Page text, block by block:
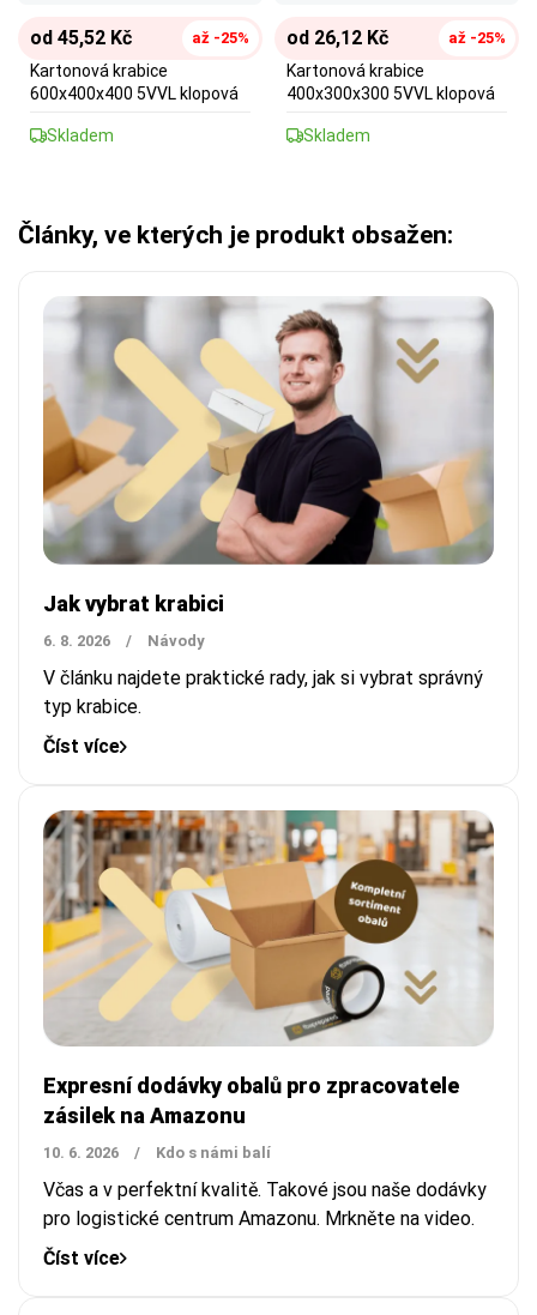
od 45,52 Kč až -25%
Kartonová krabice
600x400x400 5VVL klopová
Skladem
od 26,12 Kč až -25%
Kartonová krabice
400x300x300 5VVL klopová
Skladem
Články, ve kterých je produkt obsažen:
Jak vybrat krabici
6. 8. 2026 / Návody
V článku najdete praktické rady, jak si vybrat správný
typ krabice.
Číst více
Expresní dodávky obalů pro zpracovatele
zásilek na Amazonu
10. 6. 2026 / Kdo s námi balí
Včas a v perfektní kvalitě. Takové jsou naše dodávky
pro logistické centrum Amazonu. Mrkněte na video.
Číst více